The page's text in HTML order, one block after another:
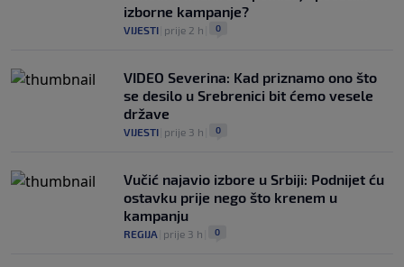
izborne kampanje?
VIJESTI prije 2 h 0
VIDEO Severina: Kad priznamo ono što
se desilo u Srebrenici bit ćemo vesele
države
VIJESTI prije 3 h 0
Vučić najavio izbore u Srbiji: Podnijet ću
ostavku prije nego što krenem u
kampanju
REGIJA prije 3 h 0